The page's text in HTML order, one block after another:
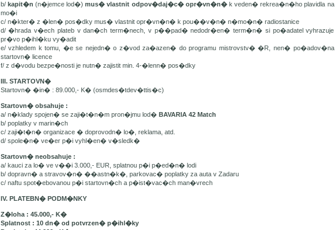
b/ kapit�n (n�jemce lod�) mus� vlastnit odpov�daj�c� opr�vn�n� k veden� rekrea�n�ho plavidla na
mo�i
c/ n�kter� z �len� pos�dky mus� vlastnit opr�vn�n� k pou��v�n� n�mo�n� radiostanice
d/ �hrada v�ech plateb v dan�ch term�nech, v p��pad� nedodr�en� term�n� si po�adatel vyhrazuje
pr�vo p�ihl�ku vy�adit
e/ vzhledem k tomu, �e se nejedn� o z�vod za�azen� do programu mistrovstv� �R, nen� po�adov�na
startovn� licence
f/ z d�vodu bezpe�nosti je nutn� zajistit min. 4-�lenn� pos�dky
III. STARTOVN�
Startovn� �in� : 89.000,- K� (osmdes�tdev�ttis�c)
Startovn� obsahuje :
a/ n�klady spojen� se zaji�t�n�m pron�jmu lod� BAVARIA 42 Match
b/ poplatky v marin�ch
c/ zaji�t�n� organizace � doprovodn� lo�, reklama, atd.
d/ spole�n� ve�er p�i vyhl�en� v�sledk�
Startovn� neobsahuje :
a/ kauci za lo� ve v��i 3.000,- EUR, splatnou p�i p�ed�n� lodi
b/ dopravn� a stravov�n� ��astn�k�, parkovac� poplatky za auta v Zadaru
c/ naftu spot�ebovanou p�i startovn�ch a p�ist�vac�ch man�vrech
IV. PLATEBN� PODM�NKY
Z�loha : 45.000,- K�
Splatnost : 10 dn� od potvrzen� p�ihl�ky